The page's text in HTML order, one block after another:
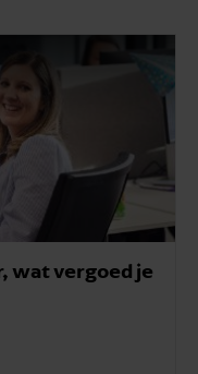
wat vergoed je